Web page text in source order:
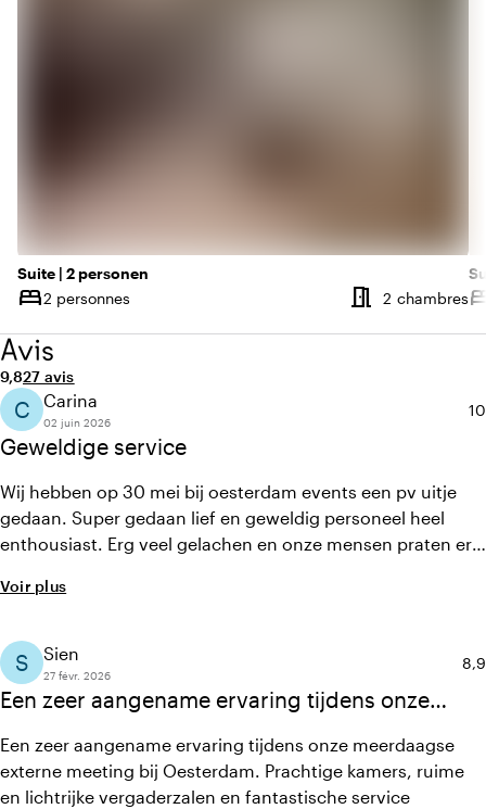
Suite | 2 personen
bed
Capacité
2 personnes meeting_room 2 chambres
Avis
Note moyenne de 9,8 sur 10
9,8Nombre d'avis : 27
27 avis
Geweldige service
C Carina
02 juin 2026
10
Wij hebben op 30 mei bij oesterdam events een pv uitje
gedaan. Super gedaan lief en geweldig personeel heel
enthousiast. Erg veel gelachen en onze mensen praten er
wisselende vragen maar het kon altijd . Namens PV4YOU
gecreëerd voor ons.
Voir plus
Een zeer aangename ervaring tijdens onze
S Sien
27 févr. 2026
8,9
Een zeer aangename ervaring tijdens onze meerdaagse
externe meeting bij Oesterdam. Prachtige kamers, ruime
en lichtrijke vergaderzalen en fantastische service